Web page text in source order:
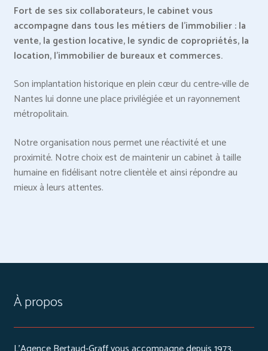
Fort de ses six collaborateurs, le cabinet vous
accompagne dans tous les métiers de l’immobilier : la
vente, la gestion locative, le syndic de copropriétés, la
location, l’immobilier de bureaux et commerces.
Son implantation historique en plein cœur du centre-ville de
Nantes lui donne une place privilégiée et un rayonnement
métropolitain.
Notre organisation nous permet une réactivité et une
proximité. Notre choix est de maintenir un cabinet à taille
humaine en fidélisant notre clientèle et ainsi répondre au
mieux à leurs attentes.
À propos